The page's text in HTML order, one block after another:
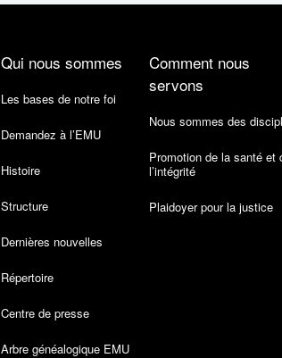
Qui nous sommes
Les bases de notre foi
Demandez à l’EMU
Histoire
Structure
Dernières nouvelles
Répertoire
Centre de presse
Arbre généalogique EMU
Comment nous
servons
Nous sommes des
Promotion de la santé et
l’intégrité
Plaidoyer pour la justice